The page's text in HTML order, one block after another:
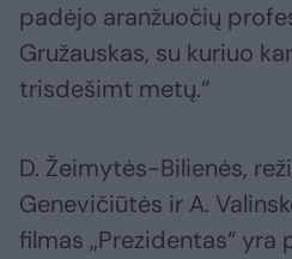
padėjo aranžuočių
Gružauskas, su kuriuo
trisdešimt metų.“
D. Žeimytės-Bilienės,
Genevičiūtės ir A.
filmas „Prezidentas“ yra